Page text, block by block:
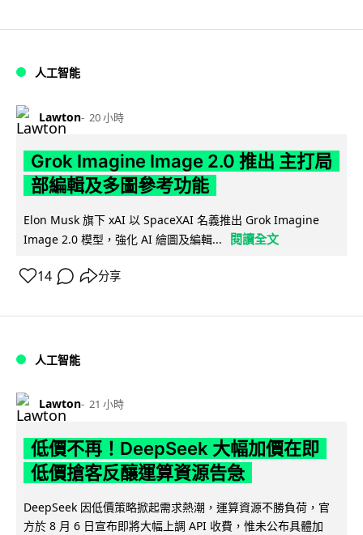
人工智能
Lawton 20 小時
Grok Imagine Image 2.0 推出 主打局
部編輯及多圖參考功能
Elon Musk 旗下 xAI 以 SpaceXAI 名義推出 Grok Imagine
Image 2.0 模型，強化 AI 繪圖及編輯...
閱讀全文
14 分享
人工智能
Lawton 21 小時
低價不再！DeepSeek 大幅加價在即
低價搶客反釀運算資源告急
DeepSeek 因低價策略掀起需求熱潮，運算資源不勝負荷，官
方於 8 月 6 日宣布即將大幅上調 API 收費，惟未公布具體加